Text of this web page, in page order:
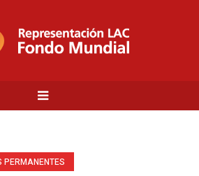
PERMANENTES